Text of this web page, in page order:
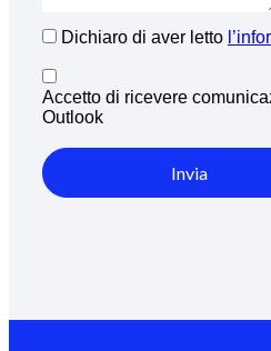
Dichiaro di aver letto
Accetto di ricevere
Outlook
Invia